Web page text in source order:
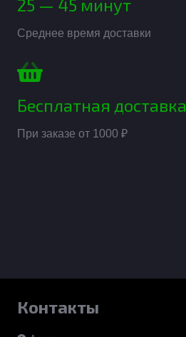
25 — 45 минут
Среднее время доставки
Бесплатная доставка
При заказе от 1000 ₽
Контакты